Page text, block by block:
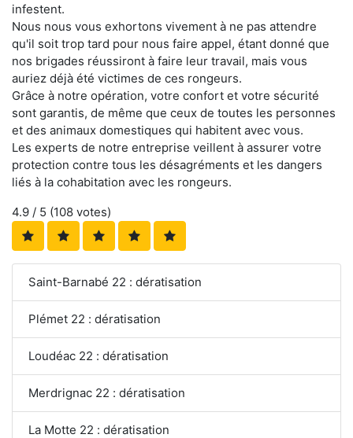
infestent.
Nous nous vous exhortons vivement à ne pas attendre
qu'il soit trop tard pour nous faire appel, étant donné que
nos brigades réussiront à faire leur travail, mais vous
auriez déjà été victimes de ces rongeurs.
Grâce à notre opération, votre confort et votre sécurité
sont garantis, de même que ceux de toutes les personnes
et des animaux domestiques qui habitent avec vous.
Les experts de notre entreprise veillent à assurer votre
protection contre tous les désagréments et les dangers
liés à la cohabitation avec les rongeurs.
4.9 / 5 (108 votes)
Saint-Barnabé 22 : dératisation
Plémet 22 : dératisation
Loudéac 22 : dératisation
Merdrignac 22 : dératisation
La Motte 22 : dératisation